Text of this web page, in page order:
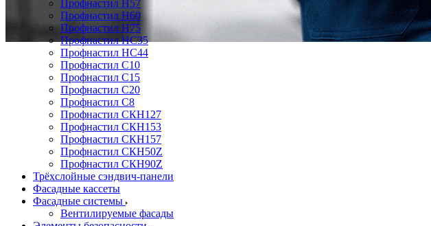
Профнастил Н57
Профнастил Н60
Профнастил Н75
Профнастил НС35
Профнастил НС44
Профнастил С10
Профнастил С15
Профнастил С20
Профнастил С8
Профнастил СКН127
Профнастил СКН153
Профнастил СКН157
Профнастил СКН50Z
Профнастил СКН90Z
Трёхслойные сэндвич-панели
Фасадные кассеты
Фасадные системы
Вентилируемые фасады